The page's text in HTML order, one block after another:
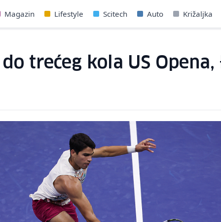
Magazin Lifestyle Scitech Auto Križaljka
trećeg kola US